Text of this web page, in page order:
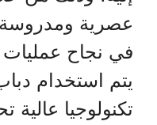
عصرية
في نجاح
يتم استخدام
تكنولوجيا